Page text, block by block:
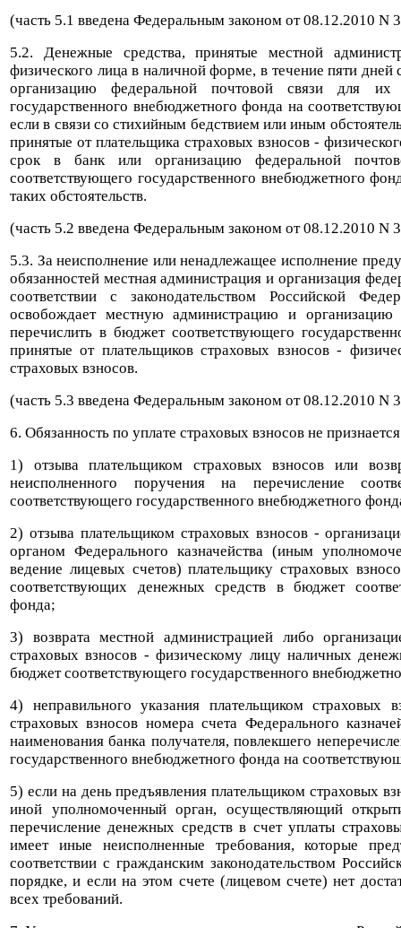
(часть 5.1 введена Федеральным законом от 08.12.2010 N
5.2. Денежные средства, принятые местной
физического лица в наличной форме, в течение пяти
организацию федеральной почтовой связи для их
государственного внебюджетного фонда на
если в связи со стихийным бедствием или иным
принятые от плательщика страховых взносов -
срок в банк или организацию федеральной
соответствующего государственного внебюджетного
таких обстоятельств.
(часть 5.2 введена Федеральным законом от 08.12.2010 N
5.3. За неисполнение или ненадлежащее исполнение
обязанностей местная администрация и организация
соответствии с законодательством Российской
освобождает местную администрацию и организацию
перечислить в бюджет соответствующего
принятые от плательщиков страховых взносов -
страховых взносов.
(часть 5.3 введена Федеральным законом от 08.12.2010 N
6. Обязанность по уплате страховых взносов не
1) отзыва плательщиком страховых взносов или
неисполненного поручения на перечисление
соответствующего государственного внебюджетного
2) отзыва плательщиком страховых взносов -
органом Федерального казначейства (иным
ведение лицевых счетов) плательщику страховых
соответствующих денежных средств в бюджет
фонда;
3) возврата местной администрацией либо
страховых взносов - физическому лицу наличных
бюджет соответствующего государственного
4) неправильного указания плательщиком
страховых взносов номера счета Федерального
наименования банка получателя, повлекшего
государственного внебюджетного фонда на
5) если на день предъявления плательщиком страховых
иной уполномоченный орган, осуществляющий
перечисление денежных средств в счет уплаты
имеет иные неисполненные требования, которые
соответствии с гражданским законодательством
порядке, и если на этом счете (лицевом счете) нет
всех требований.